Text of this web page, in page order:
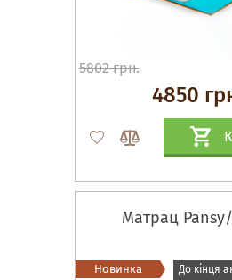
5802 грн.
4850
Матрац
До кінця
Новинка